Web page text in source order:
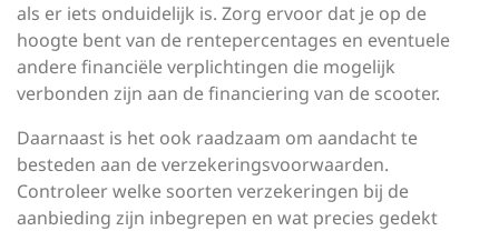
als er iets onduidelijk is. Zorg ervoor dat je op de
hoogte bent van de rentepercentages en eventuele
andere financiële verplichtingen die mogelijk
verbonden zijn aan de financiering van de scooter.
Daarnaast is het ook raadzaam om aandacht te
besteden aan de verzekeringsvoorwaarden.
Controleer welke soorten verzekeringen bij de
aanbieding zijn inbegrepen en wat precies gedekt